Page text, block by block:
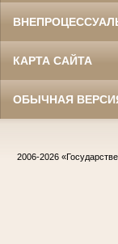
КАРТА САЙТА
ОБЫЧНАЯ
2006-2026